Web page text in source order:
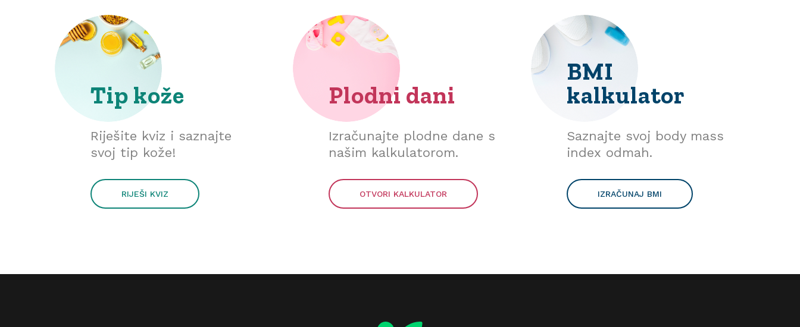
Tip kože
Riješite kviz i saznajte
svoj tip kože!
RIJEŠI KVIZ
Plodni dani
Izračunajte plodne dane s
našim kalkulatorom.
OTVORI KALKULATOR
BMI
kalkulator
Saznajte svoj body mass
index odmah.
IZRAČUNAJ BMI